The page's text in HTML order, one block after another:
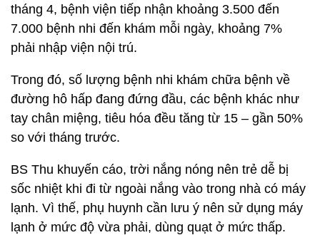
tháng 4, bệnh viện tiếp nhận khoảng 3.500 đến
7.000 bệnh nhi đến khám mỗi ngày, khoảng 7%
phải nhập viện nội trú.
Trong đó, số lượng bệnh nhi khám chữa bệnh về
đường hô hấp đang đứng đầu, các bệnh khác như
tay chân miệng, tiêu hóa đều tăng từ 15 – gần 50%
so với tháng trước.
BS Thu khuyến cáo, trời nắng nóng nên trẻ dễ bị
sốc nhiệt khi đi từ ngoài nắng vào trong nhà có máy
lạnh. Vì thế, phụ huynh cần lưu ý nên sử dụng máy
lạnh ở mức độ vừa phải, dùng quạt ở mức thấp.